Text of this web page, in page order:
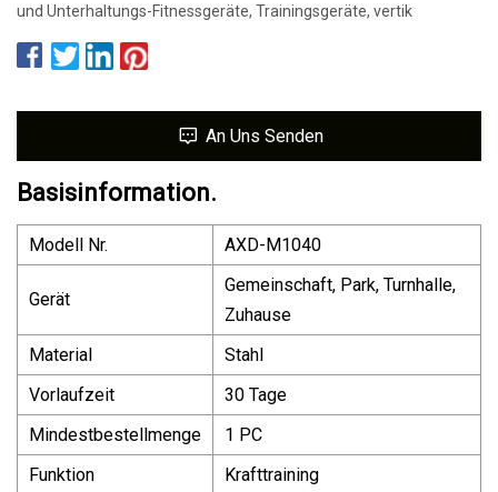
und Unterhaltungs-Fitnessgeräte, Trainingsgeräte, vertik
An Uns Senden
Basisinformation.
Modell Nr. AXD-M1040
Gerät
Gemeinschaft, Park, Turnhalle,
Zuhause
Material
Stahl
Vorlaufzeit
30 Tage
Mindestbestellmenge
1 PC
Funktion
Krafttraining